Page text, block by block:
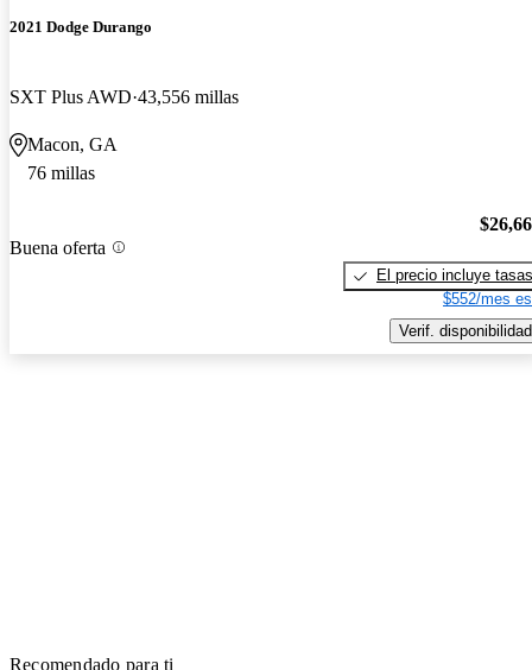
2021 Dodge Durango
SXT Plus AWD 43,556 millas
Macon, GA
76 millas
Buena oferta
El precio incluye tasas
$552/mes
Verif. disponibilidad
Recomendado para ti